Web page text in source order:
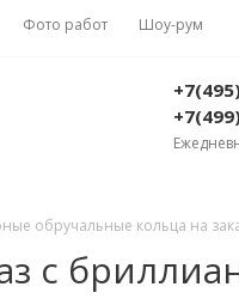
Фото работ Шоу-рум
обручальные кольца на
с